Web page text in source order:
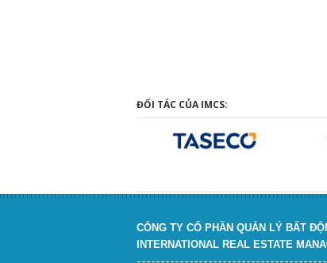
ĐỐI TÁC CỦA IMCS:
CÔNG TY CỔ PHẦN QUẢN LÝ BẤT
INTERNATIONAL REAL ESTATE